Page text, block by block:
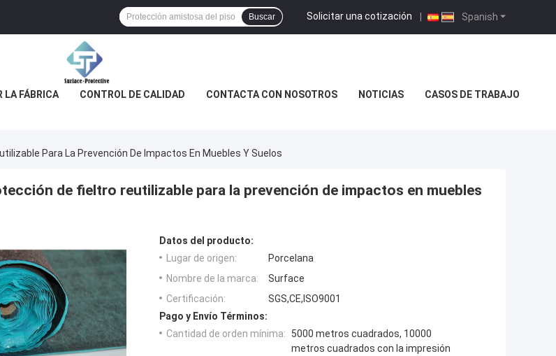
Spanish
Solicitar una cotización |
Buscar
LA FÁBRICA CONTROL DE CALIDAD CONTACTA CON NOSOTROS NOTICIAS CASOS DE TRABAJO
Para La Prevención De Impactos En Muebles Y Suelos
de fieltro reutilizable para la prevención de impactos en muebles
Datos del producto:
Lugar de origen:
Porcelana
Nombre de la marca:
Surface
Certificación:
SGS,CE,ISO9001
Pago y Envío Términos:
Cantidad de orden mínima:
5000 metros cuadrados, 10000
metros cuadrados con la impresión